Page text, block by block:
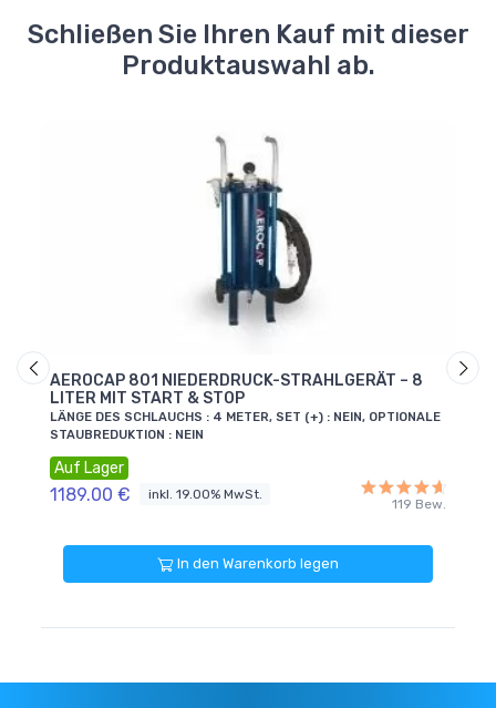
Schließen Sie Ihren Kauf mit dieser
Produktauswahl ab.
AEROCAP 801 NIEDERDRUCK-STRAHLGERÄT – 8
LITER MIT START & STOP
LÄNGE DES SCHLAUCHS : 4 METER, SET (+) : NEIN, OPTIONALE
STAUBREDUKTION : NEIN
Auf Lager
1189.00 € inkl. 19.00% MwSt.
119 Bew.
In den Warenkorb legen